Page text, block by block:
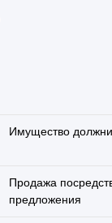
Имущество
Продажа
предложения